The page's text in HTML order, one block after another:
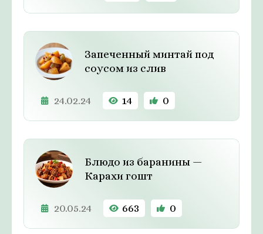
Запеченный минтай под
соусом из слив
24.02.24 14 0
Блюдо из баранины —
Карахи гошт
20.05.24 663 0